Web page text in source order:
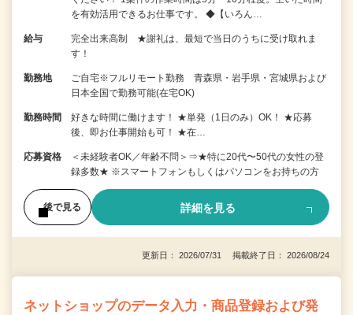
を有効活用できるお仕事です。 ◆【いろん…
給与
完全出来高制 ★謝礼は、最短で当日のうちに受け取れま
す！
勤務地
ご自宅※フルリモート勤務 青森県・岩手県・宮城県および
日本全国で勤務可能(在宅OK)
勤務時間
好きな時間に働けます！ ★単発（1日のみ）OK！ ★応募
後、即お仕事開始も可！ ★在…
応募資格
＜未経験者OK／年齢不問＞⇒★特に20代〜50代の女性の登
録多数★ ※スマートフォンもしくはパソコンをお持ちの方
後で見る 詳細を見る
更新日： 2026/07/31 掲載終了日： 2026/08/24
ネットショップのデータ入力・商品登録および発